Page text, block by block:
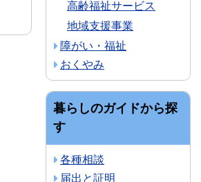
高齢福祉サービス
地域支援事業
障がい・福祉
おくやみ
暮らしのガイドから探
す
各種相談
届出と証明